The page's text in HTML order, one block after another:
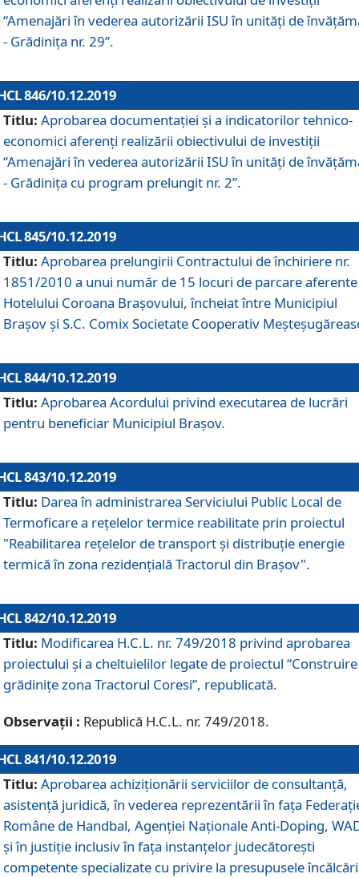
“Amenajări în vederea autorizării ISU în unități de
- Grădinița nr. 29”.
846/10.12.2019
Titlu: Aprobarea documentației și a indicatorilor tehnico-
economici aferenți realizării obiectivului de investiții
“Amenajări în vederea autorizării ISU în unități de
- Grădinița cu program prelungit nr. 2”.
845/10.12.2019
Titlu: Aprobarea prelungirii Contractului de închiriere nr.
1851/2010 a unui număr de 15 locuri de parcare aferente
Hotelului Coroana Brașovului, încheiat între Municipiul
Braşov şi S.C. Comix Societate Cooperativ
844/10.12.2019
Titlu: Aprobarea Acordului privind executarea de lucrări
pentru beneficiar Municipiul Brașov.
843/10.12.2019
Titlu: Darea în administrarea Serviciului Public Local de
Termoficare a rețelelor termice reabilitate prin proiectul
"Reabilitarea reţelelor de transport şi distribuţie energie
termică în zona rezidenţială Tractorul din Braşov".
842/10.12.2019
Titlu: Modificarea H.C.L. nr. 749/2018 privind aprobarea
proiectului și a cheltuielilor legate de proiectul “Construire
grădinițe zona Tractorul Coresi”, republicată.
Observații : Republică H.C.L. nr. 749/2018.
841/10.12.2019
Titlu: Aprobarea achiziționării serviciilor de consultanță,
asistență juridică, în vederea reprezentării în fața
Române de Handbal, Agenției Naționale Anti-Doping,
și în justiție inclusiv în fața instanțelor judecătorești
competente specializate cu privire la presupusele